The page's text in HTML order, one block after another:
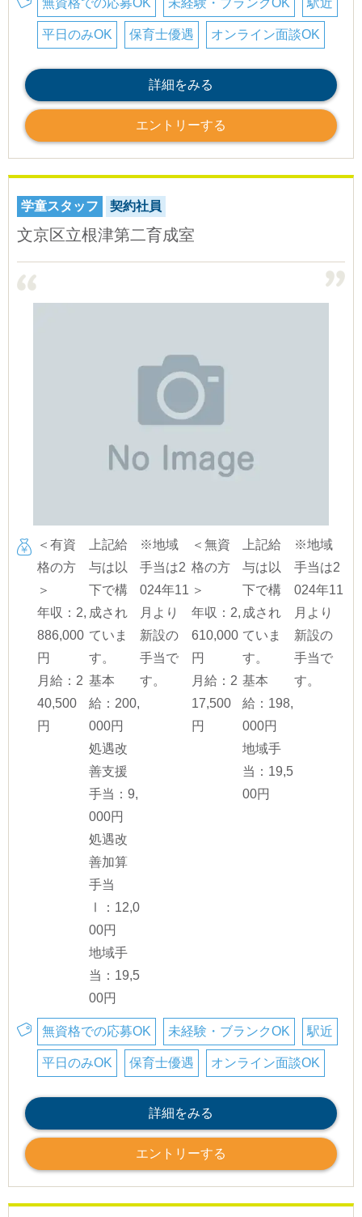
無資格での応募OK 未経験・ブランクOK 駅近
平日のみOK 保育士優遇 オンライン面談OK
詳細をみる
エントリーする
学童スタッフ 契約社員
文京区立根津第二育成室
＜有資
格の方
＞
年収：2,
886,000
円
月給：2
40,500
円
上記給
与は以
下で構
成され
ていま
す。
基本
給：200,
000円
処遇改
善支援
手当：9,
000円
処遇改
善加算
手当
Ⅰ：12,0
00円
地域手
当：19,5
00円
※地域
手当は2
024年11
月より
新設の
手当で
す。
＜無資
格の方
＞
年収：2,
610,000
円
月給：2
17,500
円
上記給
与は以
下で構
成され
ていま
す。
基本
給：198,
000円
地域手
当：19,5
00円
※地域
手当は2
024年11
月より
新設の
手当で
す。
無資格での応募OK 未経験・ブランクOK 駅近
平日のみOK 保育士優遇 オンライン面談OK
詳細をみる
エントリーする